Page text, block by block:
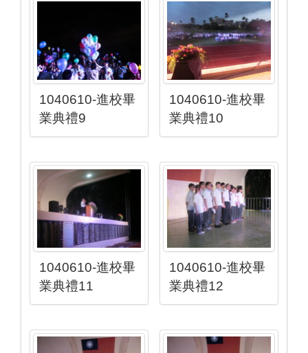
1040610-進校畢
業典禮9
1040610-進校畢
業典禮10
1040610-進校畢
業典禮11
1040610-進校畢
業典禮12